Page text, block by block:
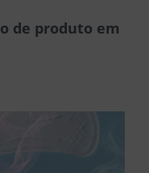
de produto em